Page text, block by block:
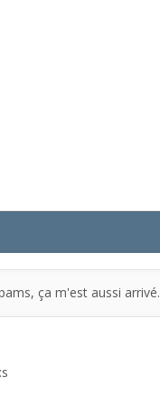
ça m'est aussi arrivé.